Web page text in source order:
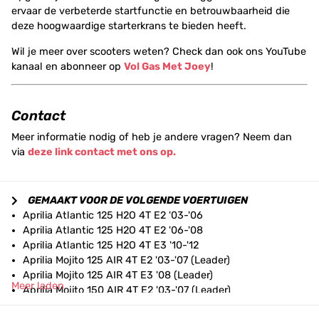
ervaar de verbeterde startfunctie en betrouwbaarheid die
deze hoogwaardige starterkrans te bieden heeft.
Wil je meer over scooters weten? Check dan ook ons YouTube
kanaal en abonneer op Vol Gas Met Joey!
Contact
Meer informatie nodig of heb je andere vragen? Neem dan
via deze link contact met ons op.
GEMAAKT VOOR DE VOLGENDE VOERTUIGEN
Aprilia Atlantic 125 H2O 4T E2 '03-'06
Aprilia Atlantic 125 H2O 4T E2 '06-'08
Aprilia Atlantic 125 H2O 4T E3 '10-'12
Aprilia Mojito 125 AIR 4T E2 '03-'07 (Leader)
Aprilia Mojito 125 AIR 4T E3 '08 (Leader)
Aprilia Mojito 150 AIR 4T E2 '03-'07 (Leader)
Meer laden